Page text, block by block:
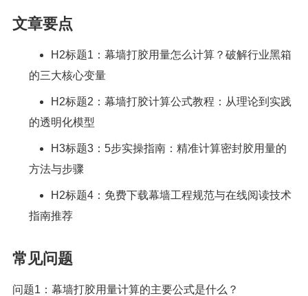
文章要点
H2标题1：幕墙打胶用量怎么计算？破解行业黑箱
的三大核心变量
H2标题2：幕墙打胶计算公式教程：从理论到实践
的透明化模型
H3标题3：5步实操指南：精准计算密封胶用量的
方法与步骤
H2标题4：免费下载幕墙工程规范与在线阅读技术
指南推荐
常见问题
问题1：幕墙打胶用量计算的主要公式是什么？